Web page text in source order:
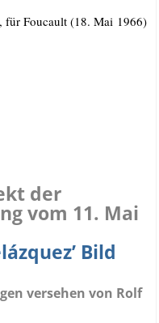
für Fou­cault (18. Mai 1966)
der
vom 11. Mai
Bild
versehen von Rolf